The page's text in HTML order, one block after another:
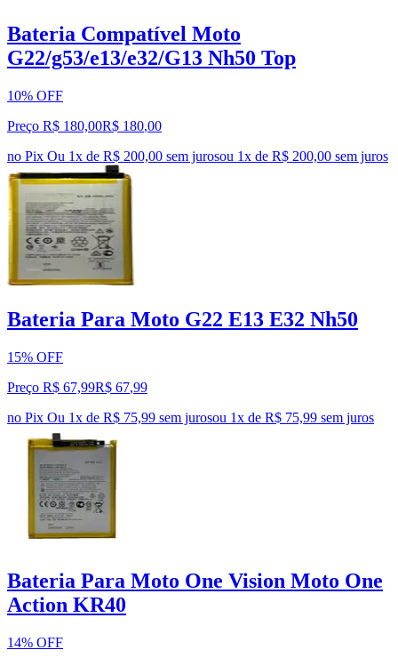
Bateria Compatível Moto
G22/g53/e13/e32/G13 Nh50 Top
10% OFF
Preço R$ 180,00R$ 180,00
no Pix Ou 1x de R$ 200,00 sem jurosou 1x de R$ 200,00 sem juros
Bateria Para Moto G22 E13 E32 Nh50
15% OFF
Preço R$ 67,99R$ 67,99
no Pix Ou 1x de R$ 75,99 sem jurosou 1x de R$ 75,99 sem juros
Bateria Para Moto One Vision Moto One
Action KR40
14% OFF